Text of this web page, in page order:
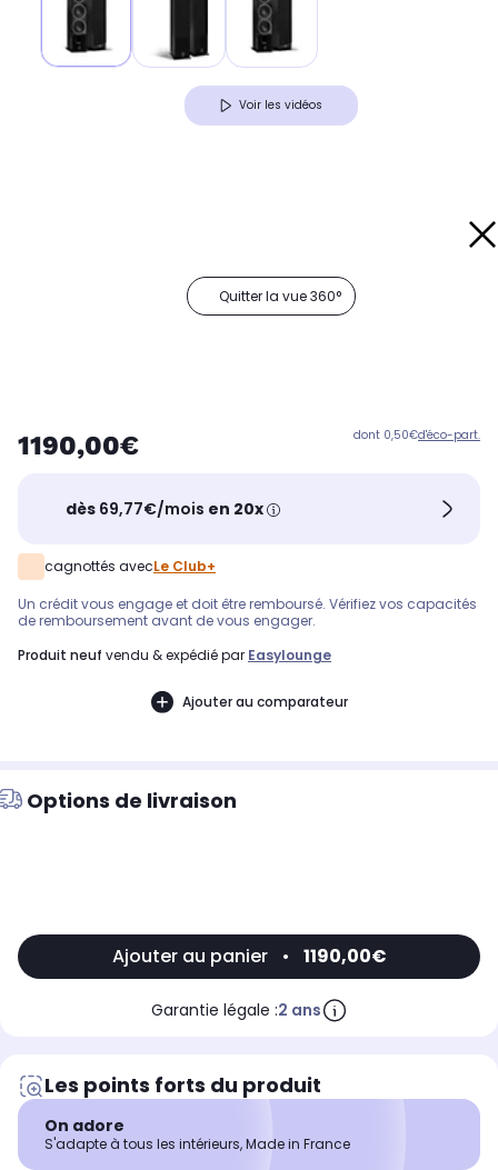
Voir les vidéos
Quitter la vue 360°
1190,00€ dont 0,50€d'éco-part.
dès 69,77€/mois en 20x
cagnottés avecLe Club+
Un crédit vous engage et doit être remboursé. Vérifiez vos capacités
de remboursement avant de vous engager.
produit neuf vendu & expédié par Easylounge
Ajouter au comparateur
Options de livraison
Ajouter au panier • 1190,00€
Garantie légale :2 ans
Les points forts du produit
On adore
S'adapte à tous les intérieurs, Made in France